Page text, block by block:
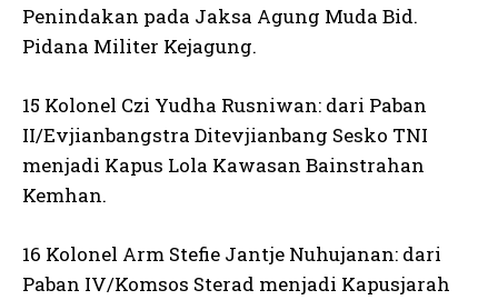
Penindakan pada Jaksa Agung Muda Bid.
Pidana Militer Kejagung.
15 Kolonel Czi Yudha Rusniwan: dari Paban
II/Evjianbangstra Ditevjianbang Sesko TNI
menjadi Kapus Lola Kawasan Bainstrahan
Kemhan.
16 Kolonel Arm Stefie Jantje Nuhujanan: dari
Paban IV/Komsos Sterad menjadi Kapusjarah